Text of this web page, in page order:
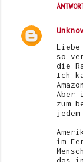
Liebe
so
die
Ich
Aber
zum
im